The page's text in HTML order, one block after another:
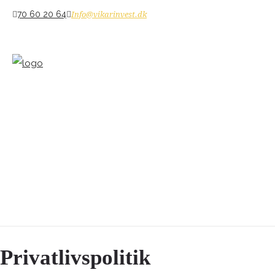
70 60 20 64 Info@vikarinvest.dk
Privatlivspolitik